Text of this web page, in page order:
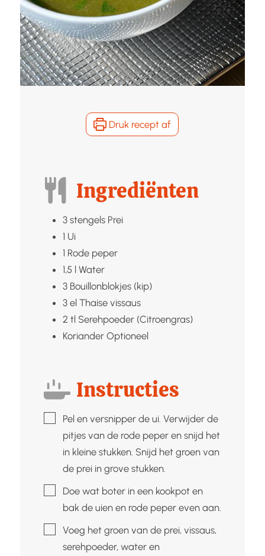
Druk recept af
Ingrediënten
3 stengels Prei
1 Ui
1 Rode peper
1,5 l Water
3 Bouillonblokjes (kip)
3 el Thaise vissaus
2 tl Serehpoeder (Citroengras)
Koriander Optioneel
Instructies
▢Pel en versnipper de ui. Verwijder de
pitjes van de rode peper en snijd het
in kleine stukken. Snijd het groen van
de prei in grove stukken.
▢Doe wat boter in een kookpot en
bak de uien en rode peper even aan.
▢Voeg het groen van de prei, vissaus,
serehpoeder, water en